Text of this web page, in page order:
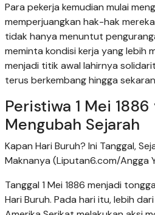
Para pekerja kemudian mulai
memperjuangkan hak-hak
tidak hanya menuntut
meminta kondisi kerja yang lebih
menjadi titik awal lahirnya
terus berkembang hingga
Peristiwa 1 Mei 1886
Mengubah Sejarah
Kapan Hari Buruh? Ini Tanggal,
Maknanya (Liputan6.com/Angga
Tanggal 1 Mei 1886 menjadi
Hari Buruh. Pada hari itu, lebih